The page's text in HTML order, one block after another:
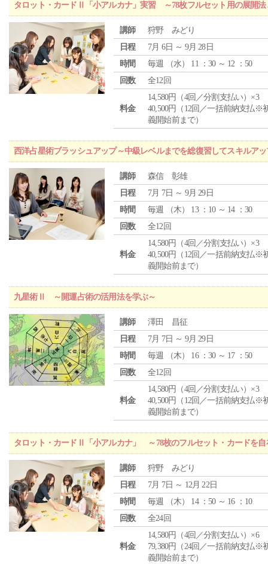
タロット・カードⅡ「小アルカナ」実習 ～78枚フルセット用の展開法
講師
狩野 みどり
日程
7月 6日 ～ 9月 28日
時間
毎週 （水） 11 ：30 ～ 12 ：50
回数
全12回
料金
14,580円（4回／分割支払い）×3
40,500円（12回／一括前納支払※
義開始前まで）
西洋占星術ブラッシュアップ～中級レベルまでを総復習してスキルア
講師
森信 彰雄
日程
7月 7日 ～ 9月 29日
時間
毎週 （木） 13 ：10 ～ 14 ：30
回数
全12回
料金
14,580円（4回／分割支払い）×3
40,500円（12回／一括前納支払※
義開始前まで）
九星術Ⅱ ～開運占術の活用法を学ぶ～
講師
澤田 昌征
日程
7月 7日 ～ 9月 29日
時間
毎週 （木） 16 ：30 ～ 17 ：50
回数
全12回
料金
14,580円（4回／分割支払い）×3
40,500円（12回／一括前納支払※
義開始前まで）
タロット・カードⅡ「小アルカナ」 ～78枚のフルセット・カードを自
講師
狩野 みどり
日程
7月 7日 ～ 12月 22日
時間
毎週 （木） 14 ：50 ～ 16 ：10
回数
全24回
料金
14,580円（4回／分割支払い）×6
79,380円（24回／一括前納支払※
義開始前まで）